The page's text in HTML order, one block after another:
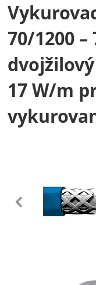
70/1200 –
17 W/m